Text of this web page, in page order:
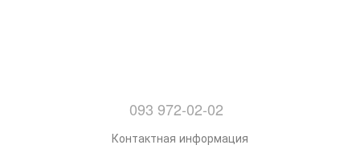
093 972-02-02
Контактная информация